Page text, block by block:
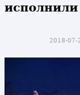
2018-07-